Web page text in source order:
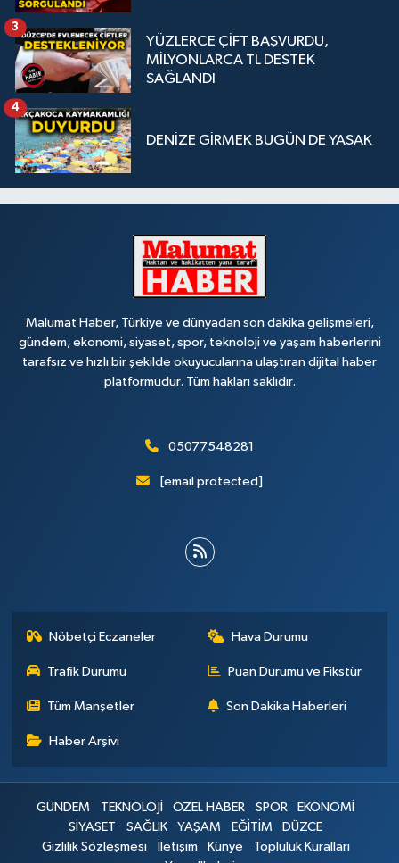
YÜZLERCE ÇİFT BAŞVURDU,
MİLYONLARCA TL DESTEK
SAĞLANDI
3
DENİZE GİRMEK BUGÜN DE YASAK
4
Malumat Haber, Türkiye ve dünyadan son dakika gelişmeleri,
gündem, ekonomi, siyaset, spor, teknoloji ve yaşam haberlerini
tarafsız ve hızlı bir şekilde okuyucularına ulaştıran dijital haber
platformudur. Tüm hakları saklıdır.
05077548281
[email protected]
Nöbetçi Eczaneler Hava Durumu
Trafik Durumu Puan Durumu ve Fikstür
Tüm Manşetler Son Dakika Haberleri
Haber Arşivi
GÜNDEM TEKNOLOJİ ÖZEL HABER SPOR
EKONOMİ
SİYASET
SAĞLIK YAŞAM EĞİTİM
DÜZCE
Gizlilik Sözleşmesi
İletişim Künye
Topluluk Kuralları